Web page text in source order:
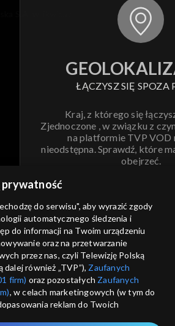
ŁĄCZYSZ SIĘ SPOZA
Kraj, z którego się
Zjednoczone , w związku z
na platformie TVP VOD
nieodstępna. Sprawdź, które
obejrzeć.
ANULUJ
usług
prywatność
do serwisu", aby wyrazić zgody
automatycznego śledzenia i
do informacji na Twoim urządzeniu
oraz na przetwarzanie
przez nas, czyli Telewizję Polską
dalej również „TVP”), Zaufanych
firm) oraz pozostałych Zaufanych
, w celach marketingowych (w tym do
reklam do Twoich